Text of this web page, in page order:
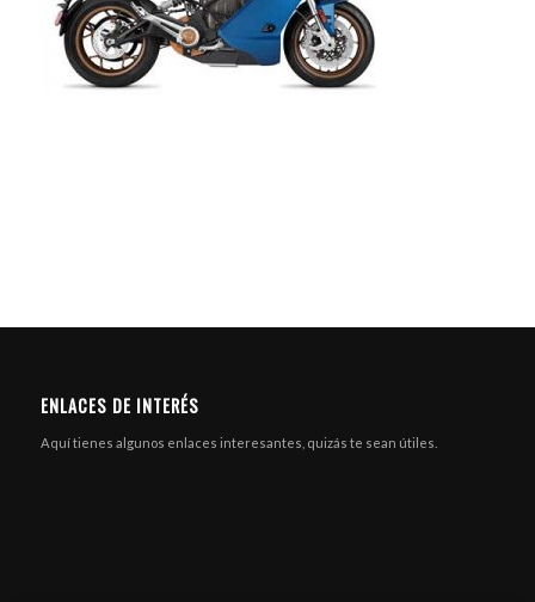
ENLACES DE INTERÉS
Aquí tienes algunos enlaces interesantes, quizás te sean útiles.